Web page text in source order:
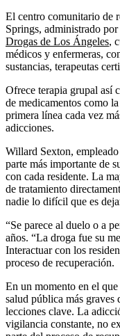
El centro comunitario de
Springs, administrado por
Drogas de Los Ángeles,
médicos y enfermeras,
sustancias, terapeutas
Ofrece terapia grupal así
de medicamentos como
primera línea cada vez
adicciones.
Willard Sexton,
parte más importante de
con cada residente. La
de tratamiento
nadie lo difícil que es
“Se parece al duelo o a
años. “La droga fue su
Interactuar con los
proceso de recuperación.
En un momento en el
salud pública más
lecciones clave. La
vigilancia constante, no